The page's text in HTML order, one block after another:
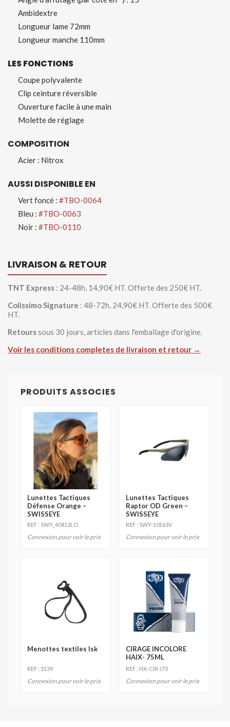
Ambidextre
Longueur lame 72mm
Longueur manche 110mm
LES FONCTIONS
Coupe polyvalente
Clip ceinture réversible
Ouverture facile à une main
Molette de réglage
COMPOSITION
Acier : Nitrox
AUSSI DISPONIBLE EN
Vert foncé : #TBO-0064
Bleu : #TBO-0063
Noir : #TBO-0110
LIVRAISON & RETOUR
TNT Express : 24-48h, 14,90€ HT. Offerte des 250€ HT.
Colissimo Signature : 48-72h, 24,90€ HT. Offerte des 500€
HT.
Retourssous 30 jours, articles dans l'emballage d'origine.
Voir les conditions completes de livraison et retour →
PRODUITS ASSOCIES
Lunettes Tactiques
Défense Orange –
SWISSEYE
REF : SWY_40412LO
Connexion pour voir le prix
Lunettes Tactiques
Raptor OD Green –
SWISSEYE
REF : SWY-10163V
Connexion pour voir le prix
Menottes textiles lsk
REF : 5139
Connexion pour voir le prix
CIRAGE INCOLORE
HAIX- 75ML
REF : HX-CIR-I75
Connexion pour voir le prix